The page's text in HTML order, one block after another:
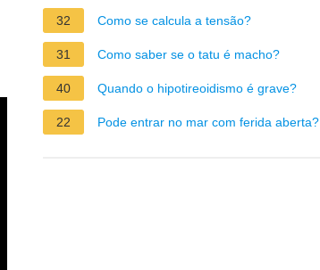
32
Como se calcula a tensão?
31 Como saber se o tatu é macho?
40 Quando o hipotireoidismo é grave?
22 Pode entrar no mar com ferida aberta?